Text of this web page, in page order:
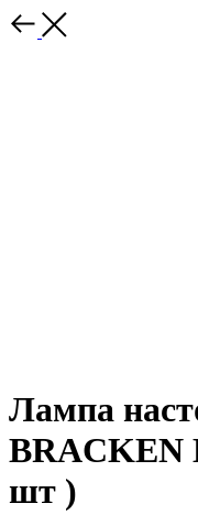
Лампа
BRACKEN
шт )